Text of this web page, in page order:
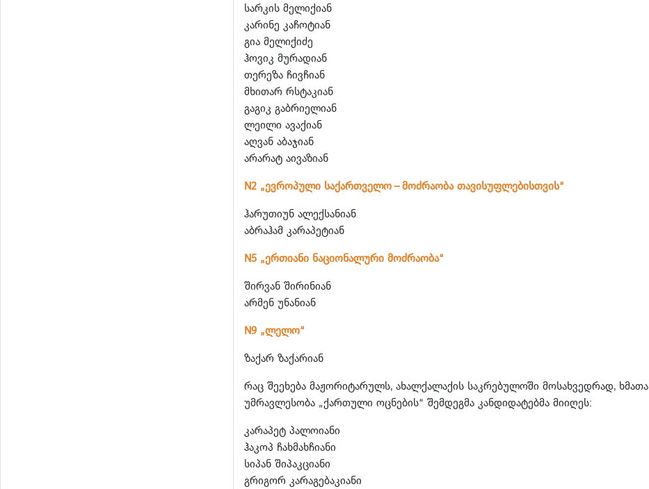
სარკის მელიქიან
კარინე კაჩოტიან
გია მელიქიძე
ჰოვიკ მურადიან
თერეზა ჩივჩიან
მხითარ რსტაკიან
გაგიკ გაბრიელიან
ლეილი ავაქიან
აღვან აბაჯიან
არარატ აივაზიან
N2 „ევროპული საქართველო – მოძრაობა თავისუფლებისთვის“
ჰარუთიუნ ალექსანიან
აბრაჰამ კარაპეტიან
N5 „ერთიანი ნაციონალური მოძრაობა“
შირვან შირინიან
არმენ უნანიან
N9 „ლელო“
ზაქარ ზაქარიან
რაც შეეხება მაჟორიტარულს, ახალქალაქის საკრებულოში მოსახვედრად, ხმათა
უმრავლესობა „ქართული ოცნების“ შემდეგმა კანდიდატებმა მიიღეს:
კარაპეტ პალოიანი
ჰაკოპ ჩახმახჩიანი
სიპან შიპაკციანი
გრიგორ კარაგებაკიანი